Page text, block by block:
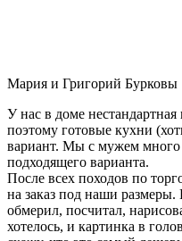
Мария и Григорий Бурковы
У нас в доме
поэтому готовые кухни
вариант. Мы с мужем
подходящего варианта.
После всех походов по
на заказ под наши
обмерил, посчитал,
хотелось, и картинка в